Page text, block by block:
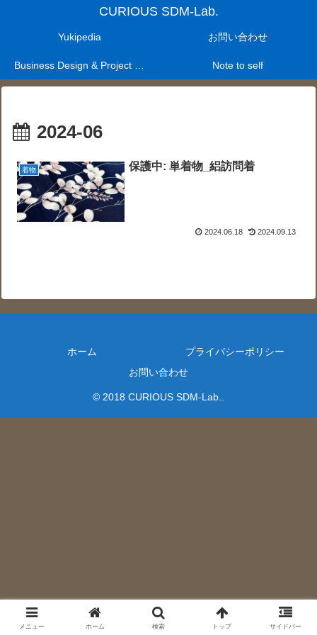
CURIOUS SDM-Lab.
Yukipedia お問い合わせ
Note to self
2024-06
着物 保護中: 単着物_絽訪問着
2024.06.18 2024.09.13
ホーム
プライバシーポリシー
お問い合わせ
© 2018 CURIOUS SDM-Lab..
メニュー ホーム 検索 トップ サイドバー